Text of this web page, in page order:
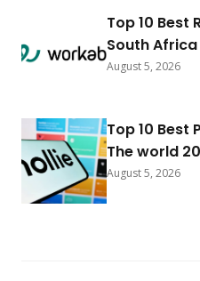
Top 10 Best
South
August 5, 2026
Top 10 Best
The world
August 5, 2026